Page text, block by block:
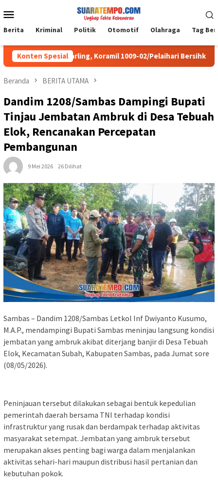
ke
kontenMobile
Berita Kriminal Politik Otomotif Olahraga Tag
Konten Spesial
MPAI My Darling, Koramil 1009-02/Pelaihari Bersihkan
Beranda BERITA UTAMA
Dandim 1208/Sambas Dampingi Bupati
Tinjau Jembatan Ambruk di Desa Tebuah
Elok, Rencanakan Percepatan
Pembangunan
9 Mei 2026 26 Dilihat
Sambas – Dandim 1208/Sambas Letkol Inf Dwiyanto Kusumo,
M.A.P., mendampingi Bupati Sambas meninjau langsung kondisi
jembatan yang ambruk akibat diterjang banjir di Desa Tebuah
Elok, Kecamatan Subah, Kabupaten Sambas, pada Jumat sore
(08/05/2026).
Peninjauan tersebut dilakukan sebagai bentuk kepedulian
pemerintah daerah bersama TNI terhadap kondisi
infrastruktur yang rusak dan berdampak terhadap aktivitas
masyarakat setempat. Jembatan yang ambruk tersebut
merupakan akses penting bagi warga dalam menjalankan
aktivitas sehari-hari maupun distribusi hasil pertanian dan
kebutuhan pokok.